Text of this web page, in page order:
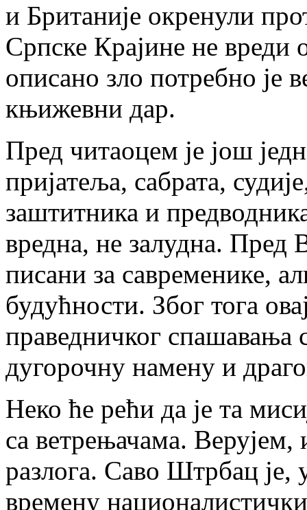
и Британије окренули
Српске Крајине не вреди
описано зло потребно је
књижевни дар.
Пред читаоцем је још
пријатеља, сабрата,
заштитника и
вредна, не залудна. Пред
писани за савременике,
будућности. Због тога
праведничког спашавања
дугорочну намену и
Неко ће рећи да је та
са ветрењачама. Верујем,
разлога. Саво Штрбац
времену